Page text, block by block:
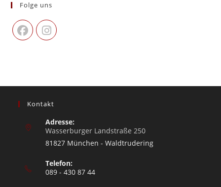
Folge uns
Kontakt
Adresse:
Wasserburger Landstraße 250
81827 München - Waldtrudering
Telefon:
089 - 430 87 44